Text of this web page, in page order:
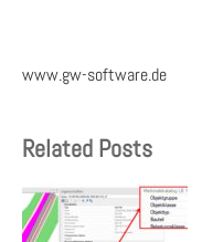
www.gw-software.de
Related Posts